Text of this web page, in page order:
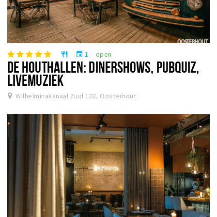
restaurant event 1 open
DE HOUTHALLEN: DINERSHOWS, PUBQUIZ,
LIVEMUZIEK
Wilhelminakanaal Zuid 102, Oosterhout